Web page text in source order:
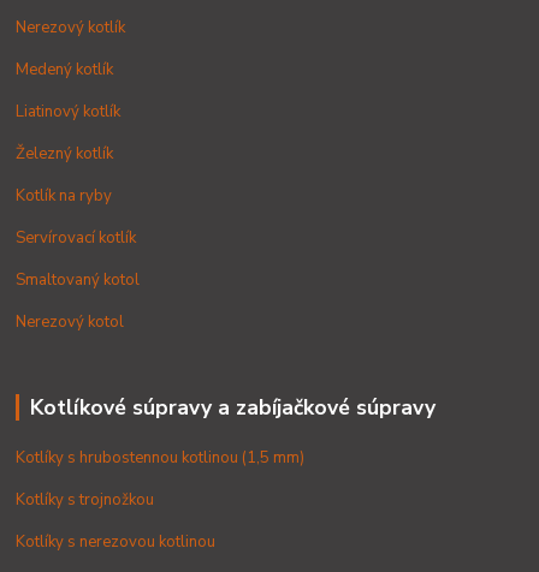
Nerezový kotlík
Medený kotlík
Liatinový kotlík
Železný kotlík
Kotlík na ryby
Servírovací kotlík
Smaltovaný kotol
Nerezový kotol
Kotlíkové súpravy a zabíjačkové súpravy
Kotlíky s hrubostennou kotlinou (1,5 mm)
Kotlíky s trojnožkou
Kotlíky s nerezovou kotlinou